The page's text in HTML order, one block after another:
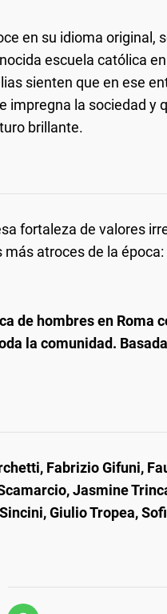
en su idioma original,
escuela católica
sienten que en ese
impregna la sociedad y
brillante.
fortaleza de valores
atroces de la
de hombres en Roma
la comunidad.
Fabrizio Gifuni,
Jasmine
Giulio Tropea,